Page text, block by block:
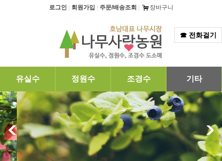
탑메뉴 바로가기로그인 회원가입 주문/배송조회 장바구니
☎ 전화걸기
유실수 정원수 조경수 기타